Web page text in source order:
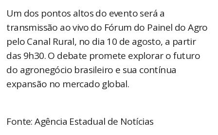
Um dos pontos altos do evento será a
transmissão ao vivo do Fórum do Painel do Agro
pelo Canal Rural, no dia 10 de agosto, a partir
das 9h30. O debate promete explorar o futuro
do agronegócio brasileiro e sua contínua
expansão no mercado global.
Fonte: Agência Estadual de Notícias